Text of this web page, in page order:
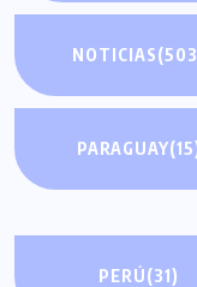
NOTICIAS
PARAGUAY
PERÚ(31)